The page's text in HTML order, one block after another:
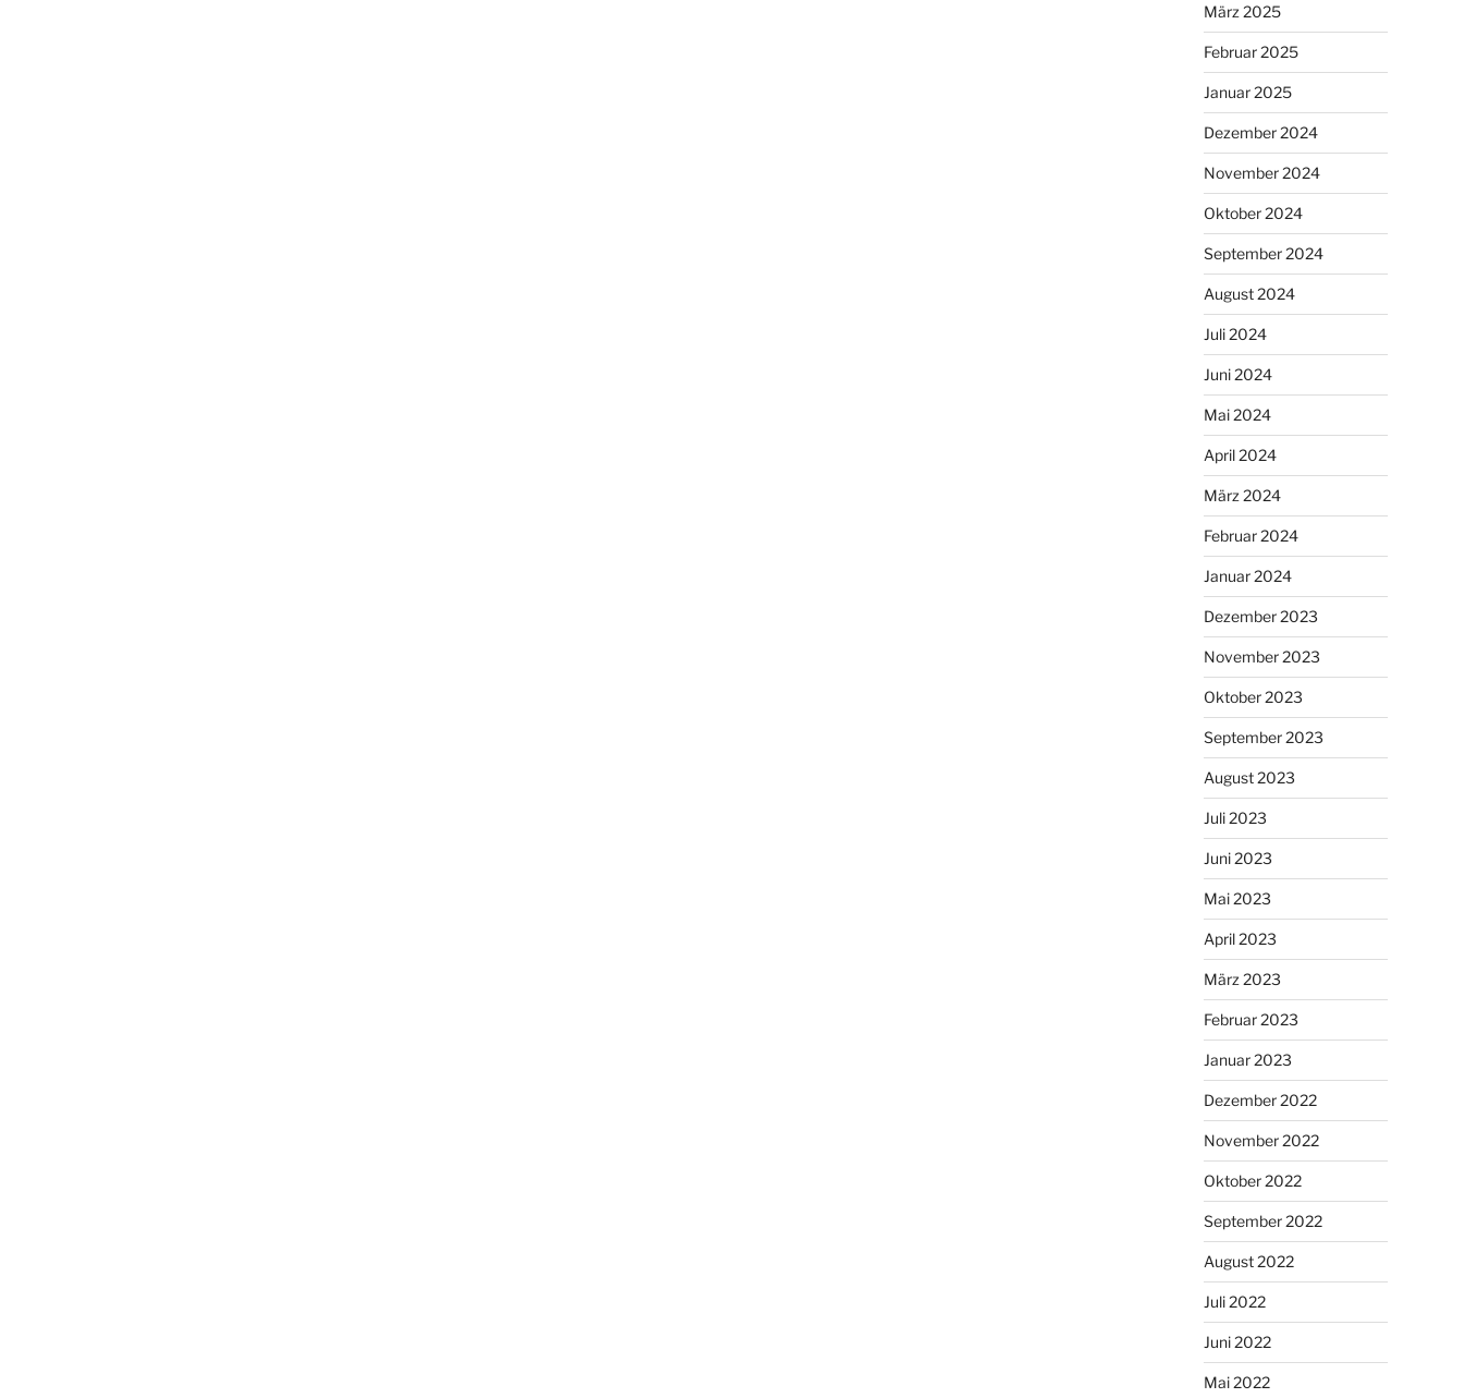
März 2025
Februar 2025
Januar 2025
Dezember 2024
November 2024
Oktober 2024
September 2024
August 2024
Juli 2024
Juni 2024
Mai 2024
April 2024
März 2024
Februar 2024
Januar 2024
Dezember 2023
November 2023
Oktober 2023
September 2023
August 2023
Juli 2023
Juni 2023
Mai 2023
April 2023
März 2023
Februar 2023
Januar 2023
Dezember 2022
November 2022
Oktober 2022
September 2022
August 2022
Juli 2022
Juni 2022
Mai 2022